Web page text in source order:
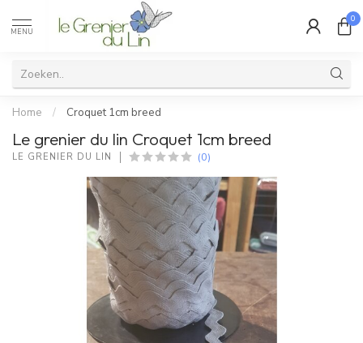
MENU
0
Home / Croquet 1cm breed
Le grenier du lin Croquet 1cm breed
LE GRENIER DU LIN (0)